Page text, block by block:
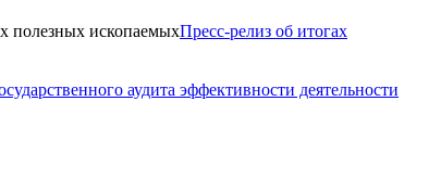
Пресс-релиз об итогах
аудита эффективности деятельности